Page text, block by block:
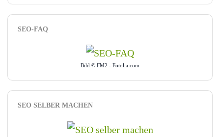
SEO-FAQ
Bild © FM2 - Fotolia.com
SEO SELBER MACHEN